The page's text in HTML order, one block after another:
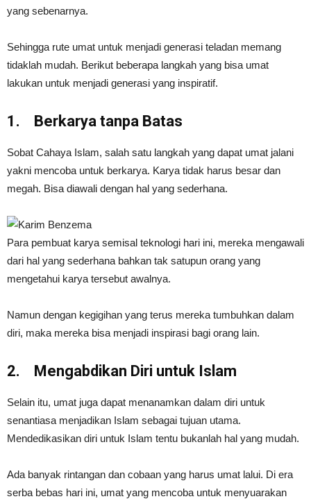
yang sebenarnya.
Sehingga rute umat untuk menjadi generasi teladan memang
tidaklah mudah. Berikut beberapa langkah yang bisa umat
lakukan untuk menjadi generasi yang inspiratif.
1. Berkarya tanpa Batas
Sobat Cahaya Islam, salah satu langkah yang dapat umat jalani
yakni mencoba untuk berkarya. Karya tidak harus besar dan
megah. Bisa diawali dengan hal yang sederhana.
Para pembuat karya semisal teknologi hari ini, mereka mengawali
dari hal yang sederhana bahkan tak satupun orang yang
mengetahui karya tersebut awalnya.
Namun dengan kegigihan yang terus mereka tumbuhkan dalam
diri, maka mereka bisa menjadi inspirasi bagi orang lain.
2. Mengabdikan Diri untuk Islam
Selain itu, umat juga dapat menanamkan dalam diri untuk
senantiasa menjadikan Islam sebagai tujuan utama.
Mendedikasikan diri untuk Islam tentu bukanlah hal yang mudah.
Ada banyak rintangan dan cobaan yang harus umat lalui. Di era
serba bebas hari ini, umat yang mencoba untuk menyuarakan